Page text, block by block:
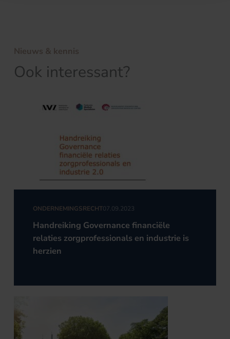
Nieuws & kennis
Ook interessant?
ONDERNEMINGSRECHT07.09.2023
Handreiking Governance financiële
relaties zorgprofessionals en industrie is
herzien